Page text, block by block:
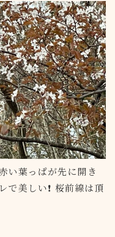
い葉っぱが先に開き
で美しい❗️ 桜前線は頂